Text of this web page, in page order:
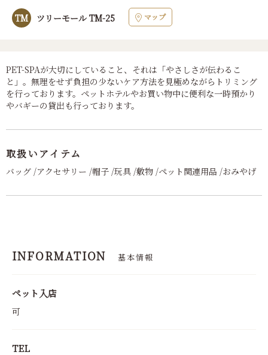
TM ツリーモール TM-25 マップ
PET-SPAが大切にしていること、それは「やさしさが伝わるこ
と」。無理をせず負担の少ないケア方法を見極めながらトリミング
を行っております。ペットホテルやお買い物中に便利な一時預かり
やバギーの貸出も行っております。
取扱いアイテム
バッグ /アクセサリー /帽子 /玩具 /敷物 /ペット関連用品 /おみやげ
INFORMATION 基本情報
ペット入店
可
TEL